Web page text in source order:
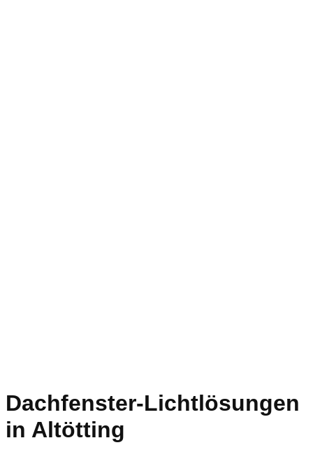
Dachfenster-Lichtlösungen
in Altötting